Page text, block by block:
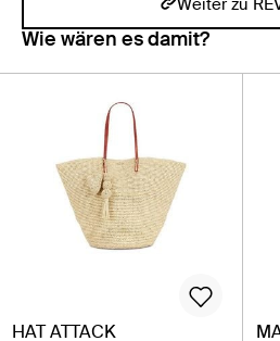
Weiter zu
Wie wären es damit?
HAT ATTACK